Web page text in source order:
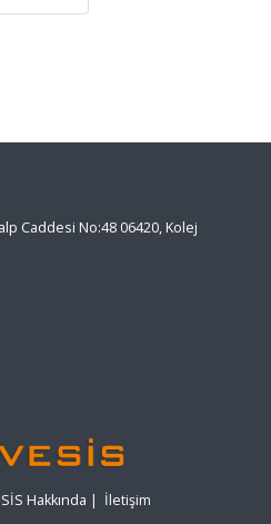
Caddesi No:48 06420, Kolej
Hakkında | İletişim